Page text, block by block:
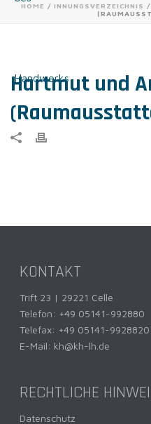
HOME / INNUNGSVERZEICHNIS /
Hartmut und
KONTAKT
Trift 23 | 29221 Celle
Telefon: +49 05141-992880
Telefax: +49 05141-9928820
E-Mail: kh@kh-lh.de
RECHTLICHE
Datenschutz